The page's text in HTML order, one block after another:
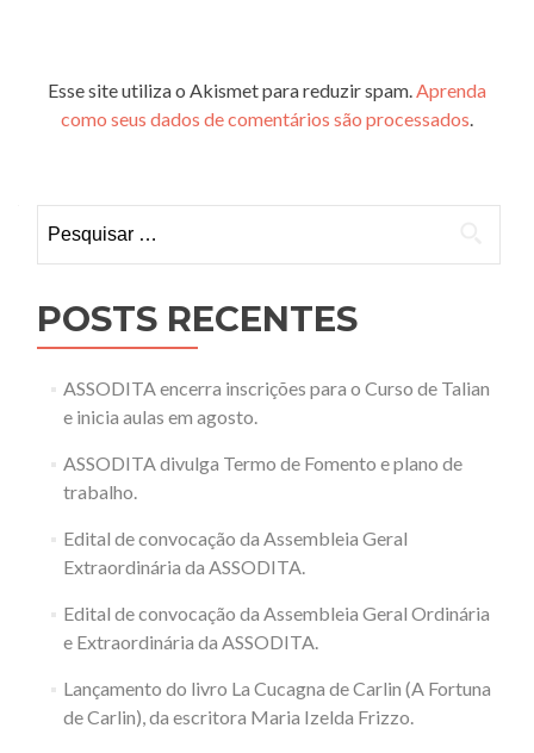
Esse site utiliza o Akismet para reduzir spam.Aprenda
como seus dados de comentários são processados.
por:
POSTS RECENTES
ASSODITA encerra inscrições para o Curso de Talian
e inicia aulas em agosto.
ASSODITA divulga Termo de Fomento e plano de
trabalho.
Edital de convocação da Assembleia Geral
Extraordinária da ASSODITA.
Edital de convocação da Assembleia Geral Ordinária
e Extraordinária da ASSODITA.
Lançamento do livro La Cucagna de Carlin (A Fortuna
de Carlin), da escritora Maria Izelda Frizzo.